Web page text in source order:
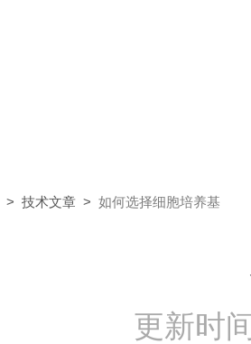
> 技术文章 > 如何选择细胞培养基
更新时